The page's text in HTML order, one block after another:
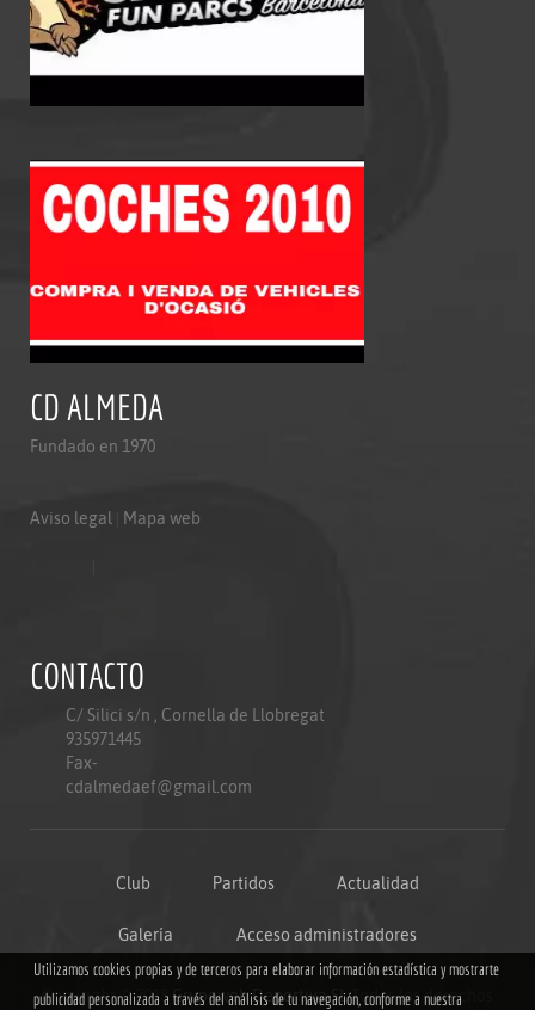
CD ALMEDA
Fundado en 1970
Aviso legal Mapa web
CONTACTO
C/ Silici s/n , Cornella de Llobregat
935971445
Fax-
cdalmedaef@gmail.com
Club Partidos Actualidad
Galería Acceso administradores
Copyright © 2018 Grupoweb Deportiva SL.Todos los derechos
Utilizamos cookies propias y de terceros para elaborar información estadística y mostrarte
publicidad personalizada a través del análisis de tu navegación, conforme a nuestra